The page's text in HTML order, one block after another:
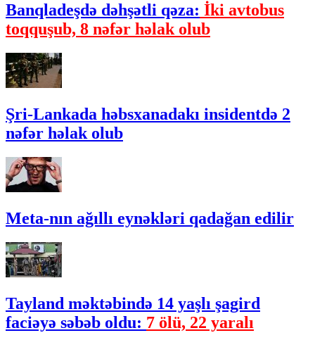
Banqladeşdə dəhşətli qəza: İki avtobus
toqquşub, 8 nəfər həlak olub
Şri-Lankada həbsxanadakı insidentdə 2
nəfər həlak olub
Meta-nın ağıllı eynəkləri qadağan edilir
Tayland məktəbində 14 yaşlı şagird
faciəyə səbəb oldu: 7 ölü, 22 yaralı